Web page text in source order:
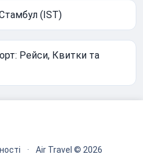
(IST)
Рейси, Квитки та
· Air Travel © 2026